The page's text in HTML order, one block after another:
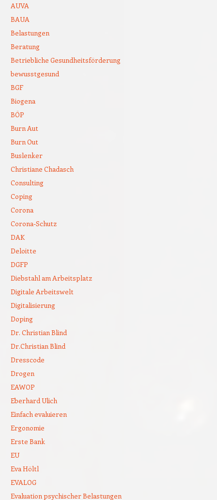
AUVA
BAUA
Belastungen
Beratung
Betriebliche Gesundheitsförderung
bewusstgesund
BGF
Biogena
BÖP
Burn Aut
Burn Out
Buslenker
Christiane Chadasch
Consulting
Coping
Corona
Corona-Schutz
DAK
Deloitte
DGFP
Diebstahl am Arbeitsplatz
Digitale Arbeitswelt
Digitalisierung
Doping
Dr. Christian Blind
Dr.Christian Blind
Dresscode
Drogen
EAWOP
Eberhard Ulich
Einfach evaluieren
Ergonomie
Erste Bank
EU
Eva Höltl
EVALOG
Evaluation psychischer Belastungen